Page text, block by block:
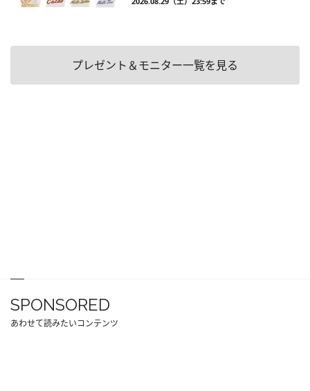
プレゼント＆モニター一覧を見る
SPONSORED
あわせて読みたいコンテンツ